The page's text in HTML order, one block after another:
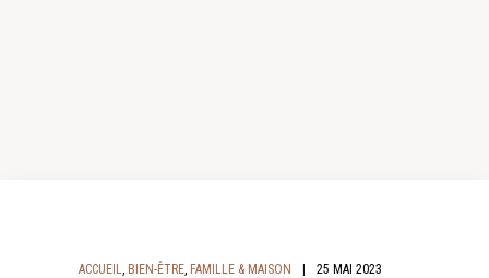
ACCUEIL, BIEN-ÊTRE, FAMILLE & MAISON 25 MAI 2023